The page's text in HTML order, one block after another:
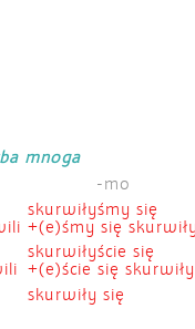
mnoga
-mo
skurwiłyśmy się
+(e)śmy się skurwiły
skurwiłyście się
+(e)ście się skurwiły
skurwiły się